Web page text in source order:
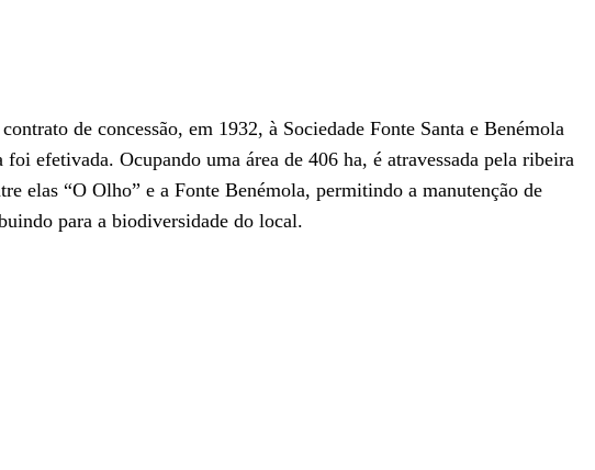
de concessão, em 1932, à Sociedade Fonte Santa e Benémola
efetivada. Ocupando uma área de 406 ha, é atravessada pela ribeira
elas “O Olho” e a Fonte Benémola, permitindo a manutenção de
para a biodiversidade do local.